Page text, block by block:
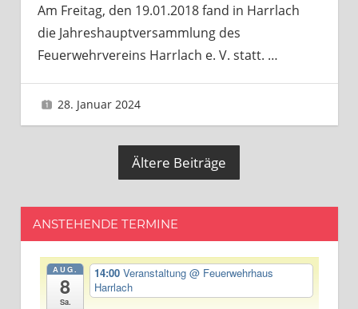
Am Freitag, den 19.01.2018 fand in Harrlach
die Jahreshauptversammlung des
Feuerwehrvereins Harrlach e. V. statt. …
28. Januar 2024
Ältere Beiträge
ANSTEHENDE TERMINE
AUG.
8
Sa.
14:00Veranstaltung@ Feuerwehrhaus
Harrlach